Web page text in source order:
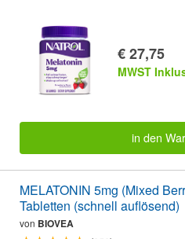
€ 27,75
MWST
in den
MELATONIN 5mg (Mixed
Tabletten (schnell auflösend)
von BIOVEA